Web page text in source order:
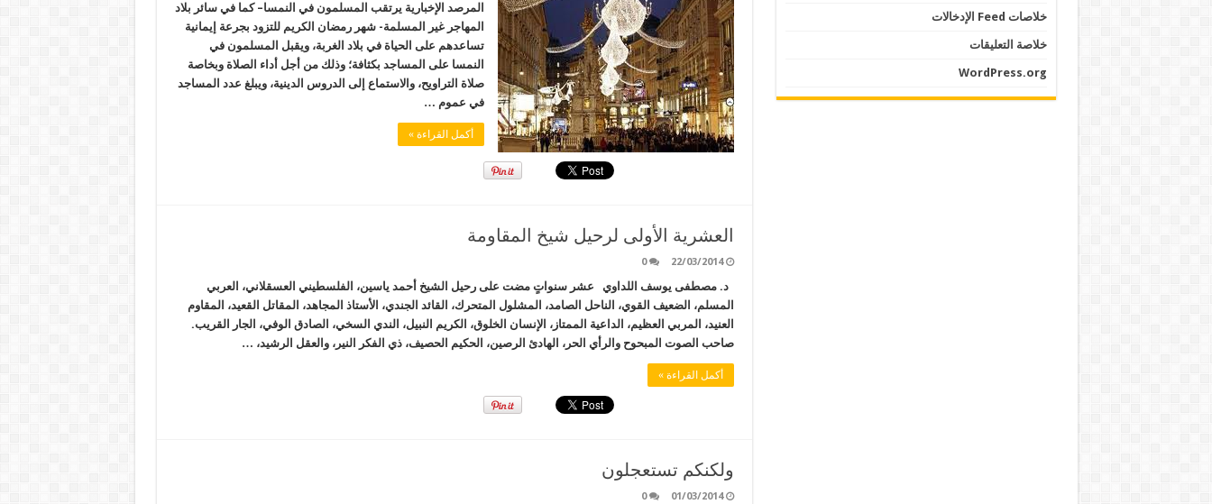
المرصد الإخبارية يرتقب المسلمون في النمسا– كما في سائر بلاد
المهاجر غير المسلمة- شهر رمضان الكريم للتزود بجرعة إيمانية
تساعدهم على الحياة في بلاد الغربة، ويقبل المسلمون في
النمسا على المساجد بكثافة؛ وذلك من أجل أداء الصلاة وبخاصة
صلاة التراويح، والاستماع إلى الدروس الدينية، ويبلغ عدد المساجد
في عموم …
أكمل القراءة »
العشرية الأولى لرحيل شيخ المقاومة
22/03/2014
0
د. مصطفى يوسف اللداوي عشر سنواتٍ مضت على رحيل الشيخ أحمد ياسين، الفلسطيني العسقلاني، العربي
المسلم، الضعيف القوي، الناحل الصامد، المشلول المتحرك، القائد الجندي، الأستاذ المجاهد، المقاتل القعيد، المقاوم
العنيد، المربي العظيم، الداعية الممتاز، الإنسان الخلوق، الكريم النبيل، الندي السخي، الصادق الوفي، الجار القريب.
صاحب الصوت المبحوح والرأي الحر، الهادئ الرصين، الحكيم الحصيف، ذي الفكر النير، والعقل الرشيد، …
أكمل القراءة »
ولكنكم تستعجلون
01/03/2014
0
خلاصات Feed الإدخالات
خلاصة التعليقات
WordPress.org